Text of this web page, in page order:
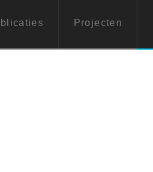
Projecten